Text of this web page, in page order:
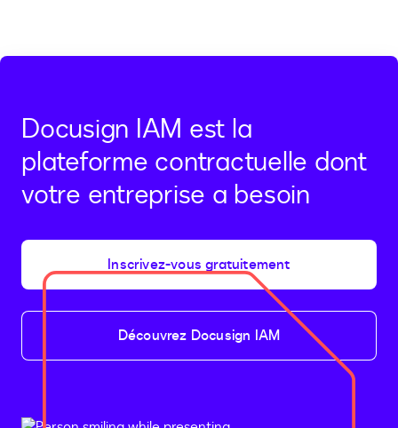
Docusign IAM est la
plateforme contractuelle dont
votre entreprise a besoin
Inscrivez-vous gratuitement
Découvrez Docusign IAM